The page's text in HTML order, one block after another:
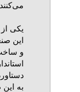
می‌کنند.
یکی
این
و
به